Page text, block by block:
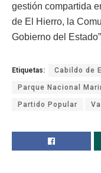
gestión compartida
de El Hierro, la
Gobierno del
Etiquetas: Cabildo de
Parque Nacional
Partido Popular